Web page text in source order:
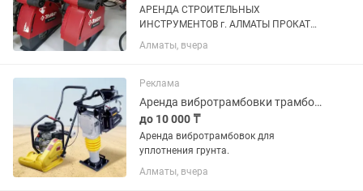
АРЕНДА СТРОИТЕЛЬНЫХ
ИНСТРУМЕНТОВ г. АЛМАТЫ ПРОКАТ
ПЛЮС Адрес: Аксай 1а 27 Б/1 (
напротив кар сити) Быстро, удобно,
состоянии Надежный инструмент для
вашего ремонта! ...
Алматы, вчера
Реклама
Аренда вибротрамбовки трамбовки
до 10 000 ₸
Аренда вибротрамбовок для
уплотнения грунта.
Алматы, вчера